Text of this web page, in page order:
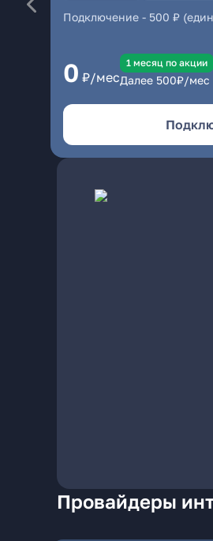
Подключение - 500 ₽
0 ₽/мес
1 месяц по акции
Далее 500₽/мес
Провайдеры